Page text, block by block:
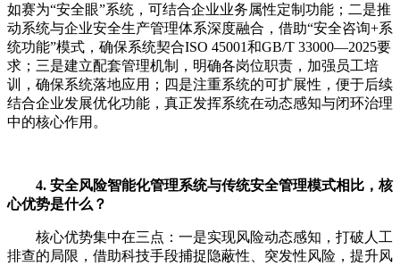
如赛为“安全眼”系统，可结合企业业务属性定制功能；二是推
动系统与企业安全生产管理体系深度融合，借助“安全咨询+系
统功能”模式，确保系统契合ISO 45001和GB/T 33000—2025要
求；三是建立配套管理机制，明确各岗位职责，加强员工培
训，确保系统落地应用；四是注重系统的可扩展性，便于后续
结合企业发展优化功能，真正发挥系统在动态感知与闭环治理
中的核心作用。
4. 安全风险智能化管理系统与传统安全管理模式相比，核
心优势是什么？
核心优势集中在三点：一是实现风险动态感知，打破人工
排查的局限，借助科技手段捕捉隐蔽性、突发性风险，提升风